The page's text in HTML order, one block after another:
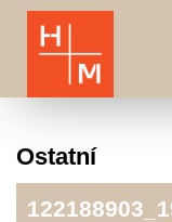
Ostatní